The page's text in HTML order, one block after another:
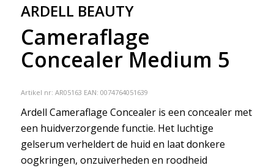
ARDELL BEAUTY
Cameraflage
Concealer Medium 5
Artikel nr: AR05163 EAN: 0074764051639
Ardell Cameraflage Concealer is een concealer met
een huidverzorgende functie. Het luchtige
gelserum verheldert de huid en laat donkere
oogkringen, onzuiverheden en roodheid